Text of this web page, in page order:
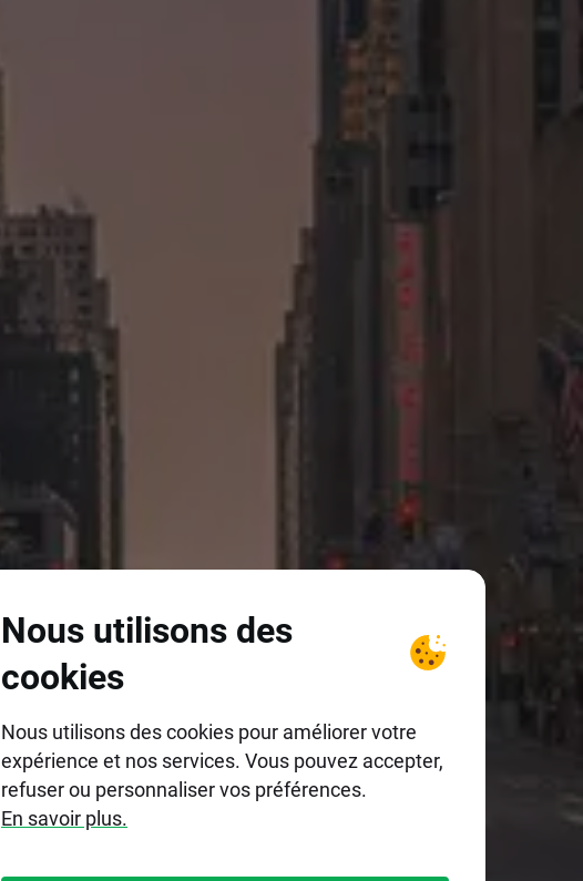
Nous utilisons des
cookies
Nous utilisons des cookies pour améliorer votre
expérience et nos services. Vous pouvez accepter,
refuser ou personnaliser vos préférences.
En savoir plus.